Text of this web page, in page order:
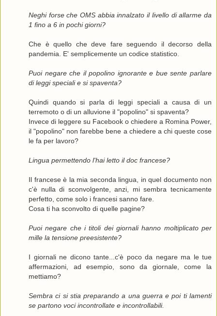
Neghi forse che OMS abbia innalzato il livello di allarme da
1 fino a 6 in pochi giorni?
Che è quello che deve fare seguendo il decorso della
pandemia. E' semplicemente un codice statistico.
Puoi negare che il popolino ignorante e bue sente parlare
di leggi speciali e si spaventa?
Quindi quando si parla di leggi speciali a causa di un
terremoto o di un alluvione il "popolino" si spaventa?
Invece di leggere su Facebook o chiedere a Romina Power,
il "popolino" non farebbe bene a chiedere a chi queste cose
le fa per lavoro?
Lingua permettendo l'hai letto il doc francese?
Il francese è la mia seconda lingua, in quel documento non
c'è nulla di sconvolgente, anzi, mi sembra tecnicamente
perfetto, come solo i francesi sanno fare.
Cosa ti ha sconvolto di quelle pagine?
Puoi negare che i titoli dei giornali hanno moltiplicato per
mille la tensione preesistente?
I giornali ne dicono tante...c'è poco da negare ma le tue
affermazioni, ad esempio, sono da giornale, come la
mettiamo?
Sembra ci si stia preparando a una guerra e poi ti lamenti
se partono voci incontrollate e incontrollabili.